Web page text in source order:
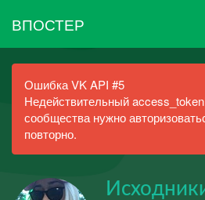
ВПОСТЕР
Ошибка VK API #5
Недействительный
сообщества нужно
повторно.